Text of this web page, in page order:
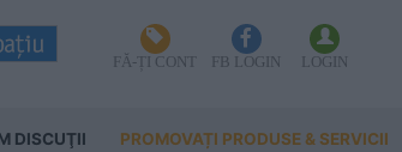
FĂ-ȚI CONT FB LOGIN LOGIN
DISCUŢII PROMOVAȚI PRODUSE & SERVICII